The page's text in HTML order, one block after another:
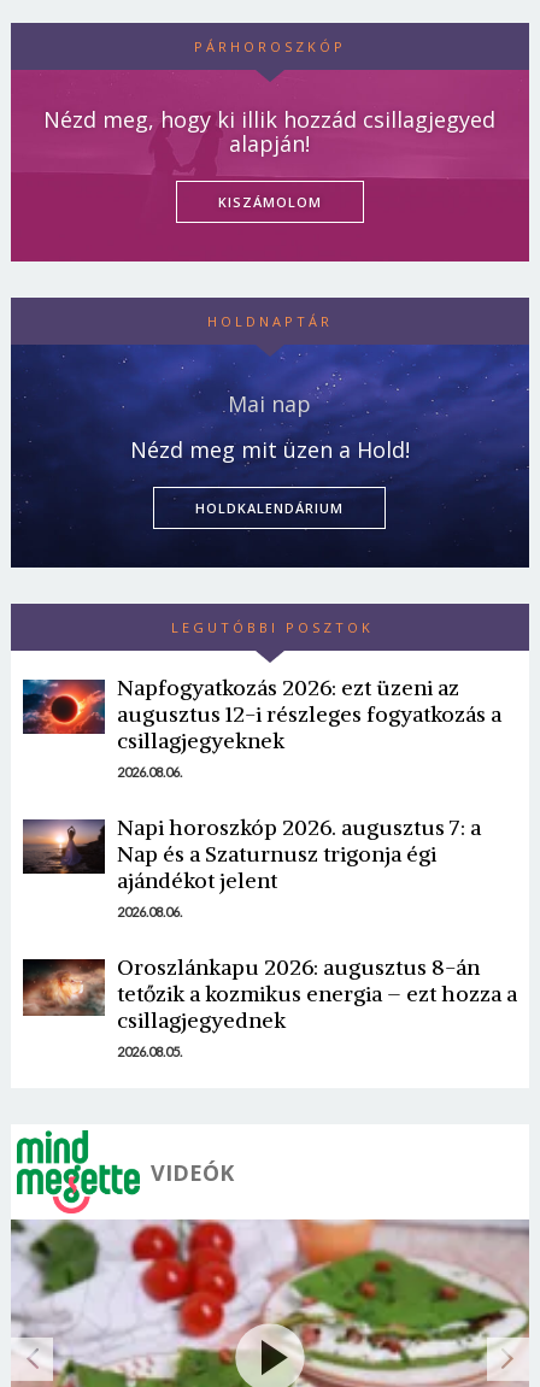
PÁRHOROSZKÓP
Nézd meg, hogy ki illik hozzád csillagjegyed
alapján!
KISZÁMOLOM
HOLDNAPTÁR
Mai nap
Nézd meg mit üzen a Hold!
HOLDKALENDÁRIUM
LEGUTÓBBI POSZTOK
Napfogyatkozás 2026: ezt üzeni az
augusztus 12-i részleges fogyatkozás a
csillagjegyeknek
2026.08.06.
Napi horoszkóp 2026. augusztus 7: a
Nap és a Szaturnusz trigonja égi
ajándékot jelent
2026.08.06.
Oroszlánkapu 2026: augusztus 8-án
tetőzik a kozmikus energia – ezt hozza a
csillagjegyednek
2026.08.05.
VIDEÓK